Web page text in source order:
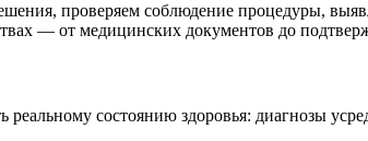
проверяем соблюдение процедуры,
— от медицинских документов до
реальному состоянию здоровья: диагнозы